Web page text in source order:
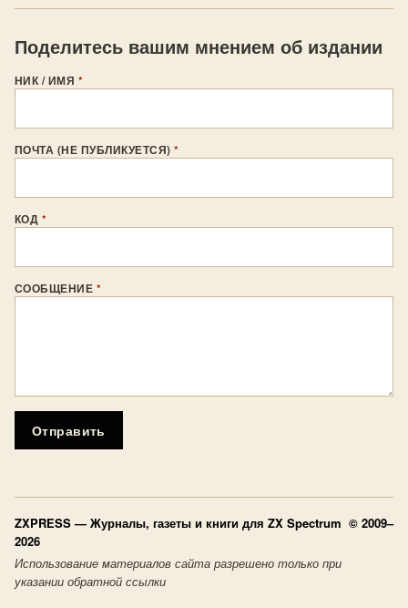
Поделитесь вашим мнением об издании
НИК / ИМЯ *
ПОЧТА (НЕ ПУБЛИКУЕТСЯ)*
КОД *
СООБЩЕНИЕ *
Отправить
ZXPRESS — Журналы, газеты и книги для ZX Spectrum © 2009–
2026
Использование материалов сайта разрешено только при
указании обратной ссылки